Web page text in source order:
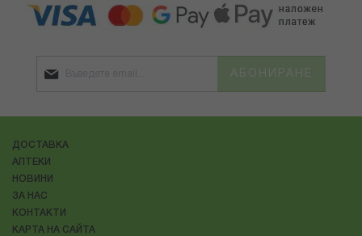
АБОНИРАНЕ
ДОСТАВКА
АПТЕКИ
НОВИНИ
ЗА НАС
КОНТАКТИ
КАРТА НА САЙТА